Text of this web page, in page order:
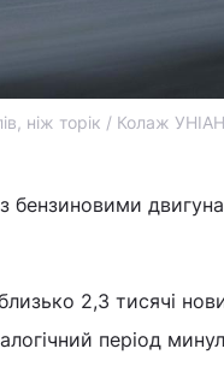
ніж торік / Колаж
з бензиновими
2,3 тисячі
період